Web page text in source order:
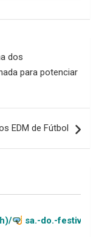
dos
para potenciar
EDM de Fútbol
festivos (11-20h)